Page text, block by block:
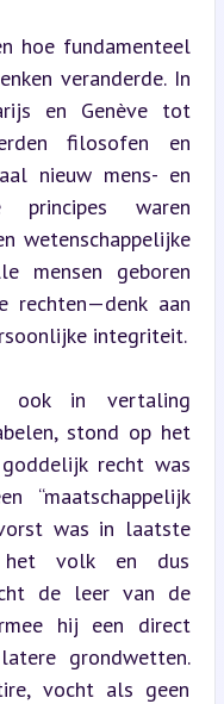
hoe fundamenteel
veranderde. In
en Genève tot
filosofen en
nieuw mens- en
principes waren
wetenschappelijke
mensen geboren
rechten—denk aan
integriteit.
ook in vertaling
stond op het
recht was
“maatschappelijk
was in laatste
het volk en dus
de leer van de
hij een direct
grondwetten.
vocht als geen